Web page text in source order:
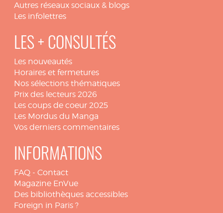
Autres réseaux sociaux & blogs
Les infolettres
LES + CONSULTÉS
Les nouveautés
Horaires et fermetures
Nos sélections thématiques
Prix des lecteurs 2026
Les coups de coeur 2025
Les Mordus du Manga
Vos derniers commentaires
INFORMATIONS
FAQ - Contact
Magazine EnVue
Des bibliothèques accessibles
Foreign in Paris ?